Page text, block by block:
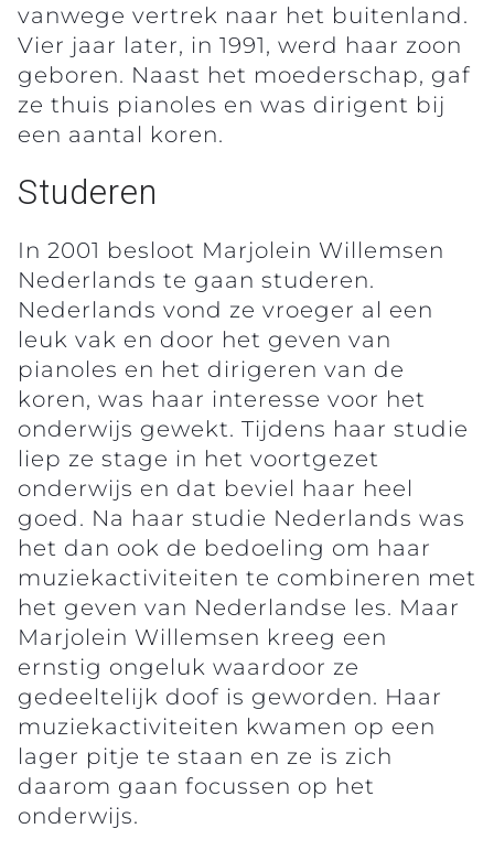
vanwege vertrek naar het buitenland.
Vier jaar later, in 1991, werd haar zoon
geboren. Naast het moederschap, gaf
ze thuis pianoles en was dirigent bij
een aantal koren.
Studeren
In 2001 besloot Marjolein Willemsen
Nederlands te gaan studeren.
Nederlands vond ze vroeger al een
leuk vak en door het geven van
pianoles en het dirigeren van de
koren, was haar interesse voor het
onderwijs gewekt. Tijdens haar studie
liep ze stage in het voortgezet
onderwijs en dat beviel haar heel
goed. Na haar studie Nederlands was
het dan ook de bedoeling om haar
muziekactiviteiten te combineren met
het geven van Nederlandse les. Maar
Marjolein Willemsen kreeg een
ernstig ongeluk waardoor ze
gedeeltelijk doof is geworden. Haar
muziekactiviteiten kwamen op een
lager pitje te staan en ze is zich
daarom gaan focussen op het
onderwijs.